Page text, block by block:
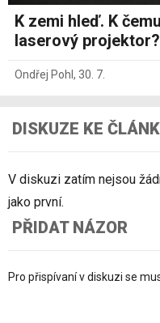
K zemi hleď. K
laserový projektor?
Ondřej Pohl , 30. 7.
DISKUZE KE
V diskuzi zatím nejsou
jako první.
PŘIDAT NÁZOR
Pro přispívaní v diskuzi se